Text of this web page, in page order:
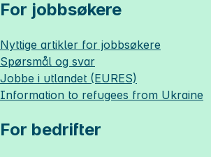
For jobbsøkere
Nyttige artikler for jobbsøkere
Spørsmål og svar
Jobbe i utlandet (EURES)
Information to refugees from Ukraine
For bedrifter